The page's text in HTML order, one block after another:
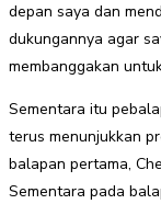
depan saya dan
dukungannya agar
membanggakan
Sementara itu
terus menunjukkan
balapan pertama,
Sementara pada